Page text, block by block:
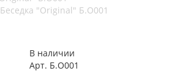
Беседка "Original" Б.О001
В наличии
Арт. Б.О001